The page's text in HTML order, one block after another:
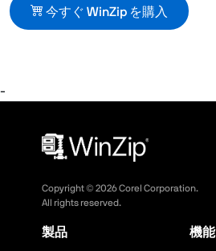
今すぐ WinZip を購入
-
Copyright © 2026Corel Corporation.
All rights reserved.
製品 機能